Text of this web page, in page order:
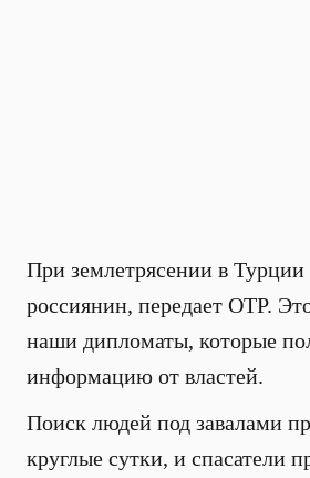
При землетрясении в Турции
россиянин, передает ОТР.
наши дипломаты, которые
информацию от властей.
Поиск людей под завалами
круглые сутки, и спасатели